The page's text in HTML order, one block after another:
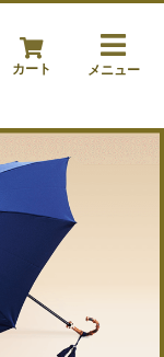
カート メニュー